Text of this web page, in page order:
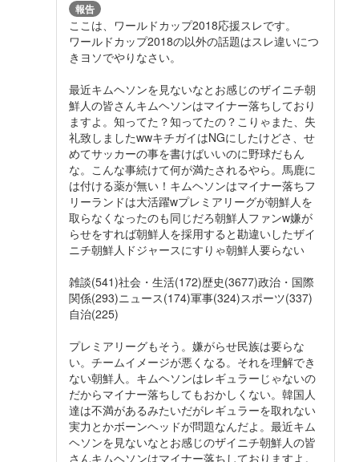
報告
ここは、ワールドカップ2018応援スレです。
ワールドカップ2018の以外の話題はスレ違いにつ
きヨソでやりなさい。
最近キムヘソンを見ないなとお感じのザイニチ朝
鮮人の皆さんキムヘソンはマイナー落ちしており
ますよ。知ってた？知ってたの？こりゃまた、失
礼致しましたwwキチガイはNGにしたけどさ、せ
めてサッカーの事を書けばいいのに野球だもん
な。こんな事続けて何が満たされるやら。馬鹿に
は付ける薬が無い！キムヘソンはマイナー落ちフ
リーランドは大活躍wプレミアリーグが朝鮮人を
取らなくなったのも同じだろ朝鮮人ファンw嫌が
らせをすれば朝鮮人を採用すると勘違いしたザイ
ニチ朝鮮人ドジャースにすりゃ朝鮮人要らない
雑談(541)社会・生活(172)歴史(3677)政治・国際
関係(293)ニュース(174)軍事(324)スポーツ(337)
自治(225)
プレミアリーグもそう。嫌がらせ民族は要らな
い。チームイメージが悪くなる。それを理解でき
ない朝鮮人。キムヘソンはレギュラーじゃないの
だからマイナー落ちしてもおかしくない。韓国人
達は不満があるみたいだがレギュラーを取れない
実力とかボーンヘッドが問題なんだよ。最近キム
ヘソンを見ないなとお感じのザイニチ朝鮮人の皆
さんキムヘソンはマイナー落ちしておりますよ。